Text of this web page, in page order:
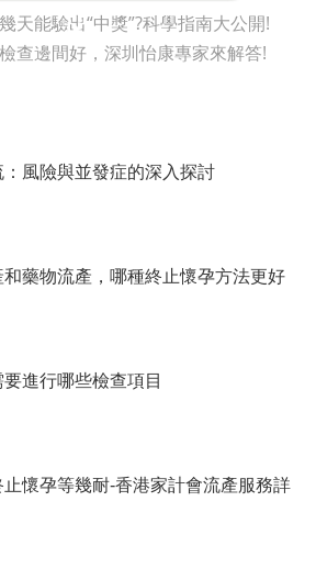
天能驗出“中獎”?科學指南大公開!
查邊間好，深圳怡康專家來解答!
：風險與並發症的深入探討
和藥物流產，哪種終止懷孕方法更好
進行哪些檢查項目
懷孕等幾耐-香港家計會流產服務詳